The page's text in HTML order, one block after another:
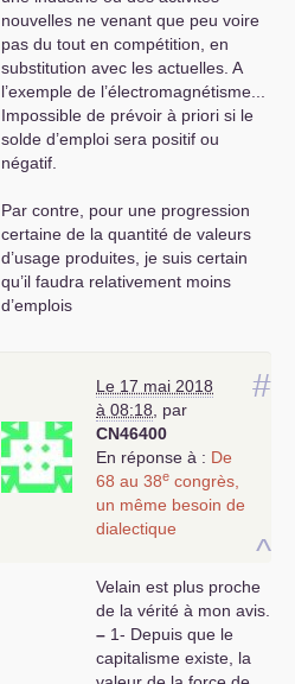
ont déjà affaibli la cohésion
idéologique et l’indépendance
idéologique de l’organisation.
nouvelles ne venant que peu voire
pas du tout en compétition, en
substitution avec les actuelles. A
l’exemple de l’électromagnétisme...
Impossible de prévoir à priori si le
solde d’emploi sera positif ou
négatif.
Par contre, pour une progression
certaine de la quantité de valeurs
d’usage produites, je suis certain
qu’il faudra relativement moins
d’emplois
certain de rien
Par contre sur la mondialisation,
Marx en traitait à partir de la seule
logique du mode de développement
du mode de production.
Et je ne crois donc pas que la
mondialisation actuelle relève de la
L’économie capitaliste
est donc face à un choix de survie
dans la mondialisation actuelle en
transférant ses capacités
#
^
Le 17 mai 2018
à 08:18, par
CN46400
En réponse à : De
68 au 38e congrès,
un même besoin de
dialectique
Velain est plus proche
de la vérité à mon avis.
– 1- Depuis que le
capitalisme existe, la